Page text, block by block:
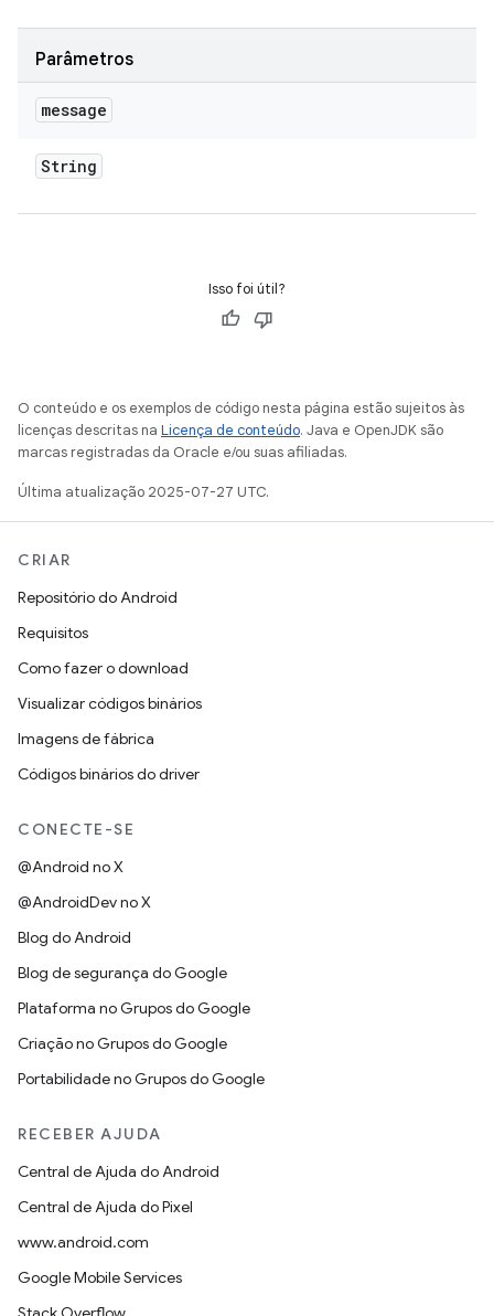
Parâmetros
message
String
Isso foi útil?
O conteúdo e os exemplos de código nesta página estão sujeitos às
licenças descritas na Licença de conteúdo. Java e OpenJDK são
marcas registradas da Oracle e/ou suas afiliadas.
Última atualização 2025-07-27 UTC.
CRIAR
Repositório do Android
Requisitos
Como fazer o download
Visualizar códigos binários
Imagens de fábrica
Códigos binários do driver
CONECTE-SE
@Android no X
@AndroidDev no X
Blog do Android
Blog de segurança do Google
Plataforma no Grupos do Google
Criação no Grupos do Google
Portabilidade no Grupos do Google
RECEBER AJUDA
Central de Ajuda do Android
Central de Ajuda do Pixel
www.android.com
Google Mobile Services